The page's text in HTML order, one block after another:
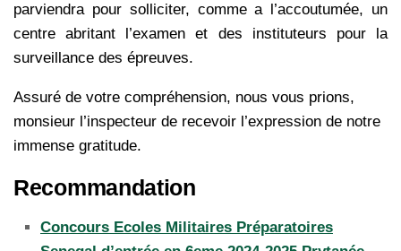
parviendra pour solliciter, comme a
l’accoutumée, un
centre abritant l’examen et des instituteurs pour la
surveillance des épreuves.
Assuré de votre compréhension, nous vous prions,
monsieur l’inspecteur de recevoir l’expression de notre
immense gratitude.
Recommandation
Concours Ecoles Militaires Préparatoires